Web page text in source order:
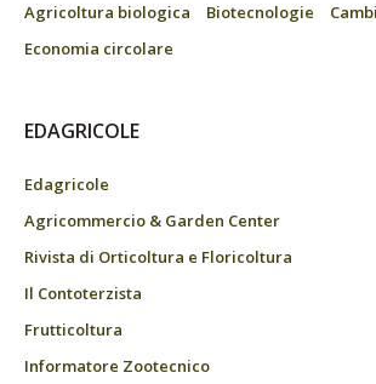
Agricoltura biologica
Biotecnologie
Economia circolare
EDAGRICOLE
Edagricole
Agricommercio & Garden Center
Rivista di Orticoltura e Floricoltura
Il Contoterzista
Frutticoltura
Informatore Zootecnico